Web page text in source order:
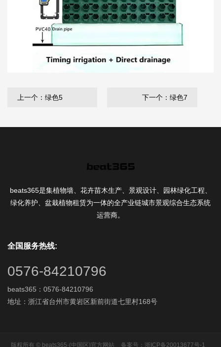
上一个：绿色5 下一个：绿色7
beats365是集植物墙、花卉苗木生产、景观设计、园林绿化工程、
绿化养护、盆栽植物租赁为一体的全产业链城市景观综合生态系统
运营商。
全国服务热线:
0576-84210796
beats365：0576-84210796
地址：浙江省台州市黄岩区新前街道七里村168号
版权所有 © beats365·(中国区)官方网站 备案号：浙ICP备20013677号-1